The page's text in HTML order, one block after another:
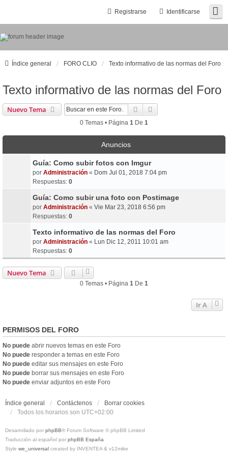
Identificarse
Registrarse
Índice general FORO CLIO Texto informativo de las normas del Foro
Texto informativo de las normas del Foro
Nuevo Tema Buscar
0 Temas • Página 1 De 1
Anuncios
Guía: Como subir fotos con Imgur
por Administración « Dom Jul 01, 2018 7:04 pm
Respuestas: 0
Guía: Como subir una foto con Postimage
por Administración « Vie Mar 23, 2018 6:56 pm
Respuestas: 0
Texto informativo de las normas del Foro
por Administración « Lun Dic 12, 2011 10:01 am
Respuestas: 0
Nuevo Tema
0 Temas • Página 1 De 1
Ir A
PERMISOS DEL FORO
No puede abrir nuevos temas en este Foro
No puede responder a temas en este Foro
No puede editar sus mensajes en este Foro
No puede borrar sus mensajes en este Foro
No puede enviar adjuntos en este Foro
Índice general Contáctenos
Borrar cookies
Todos los horarios son UTC+02:00
Desarrollado por phpBB® Forum Software © phpBB Limited
Traducción al español por phpBB España
Style we_universal created by INVENTEA & v12mike